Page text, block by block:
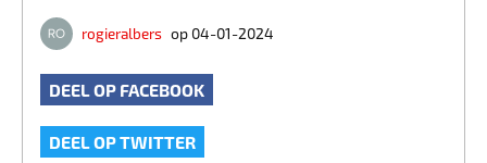
rogieralbers op 04-01-2024
DEEL OP FACEBOOK
DEEL OP TWITTER